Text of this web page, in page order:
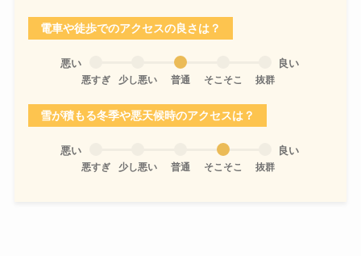
電車や徒歩でのアクセスの良さは？
悪い
悪すぎ 少し悪い 普通 そこそこ 抜群
良い
雪が積もる冬季や悪天候時のアクセスは？
悪い
悪すぎ 少し悪い 普通 そこそこ 抜群
良い